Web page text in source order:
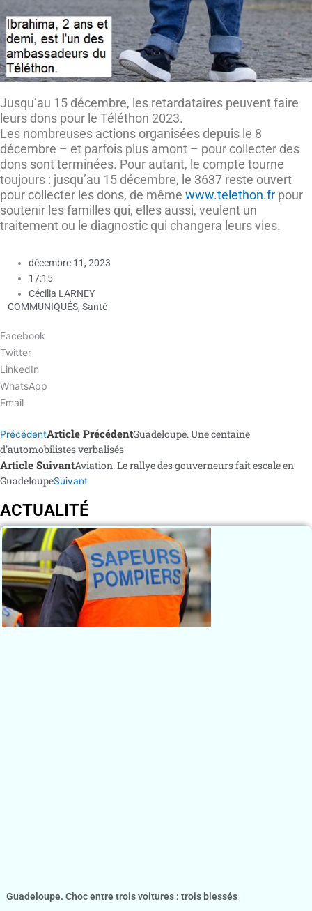
Jusqu’au 15 décembre, les retardataires peuvent faire
leurs dons pour le Téléthon 2023.
Les nombreuses actions organisées depuis le 8
décembre – et parfois plus amont – pour collecter des
dons sont terminées. Pour autant, le compte tourne
toujours : jusqu’au 15 décembre, le 3637 reste ouvert
pour collecter les dons, de même www.telethon.fr pour
soutenir les familles qui, elles aussi, veulent un
traitement ou le diagnostic qui changera leurs vies.
décembre 11, 2023
17:15
Cécilia LARNEY
COMMUNIQUÉS, Santé
Facebook
Twitter
LinkedIn
WhatsApp
Email
PrécédentArticle PrécédentGuadeloupe. Une centaine
d’automobilistes verbalisés
Article SuivantAviation. Le rallye des gouverneurs fait escale en
GuadeloupeSuivant
ACTUALITÉ
Guadeloupe. Choc entre trois voitures : trois blessés